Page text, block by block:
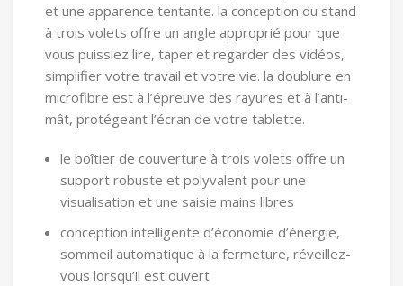
et une apparence tentante. la conception du stand
à trois volets offre un angle approprié pour que
vous puissiez lire, taper et regarder des vidéos,
simplifier votre travail et votre vie. la doublure en
microfibre est à l’épreuve des rayures et à l’anti-
mât, protégeant l’écran de votre tablette.
le boîtier de couverture à trois volets offre un
support robuste et polyvalent pour une
visualisation et une saisie mains libres
conception intelligente d’économie d’énergie,
sommeil automatique à la fermeture, réveillez-
vous lorsqu’il est ouvert